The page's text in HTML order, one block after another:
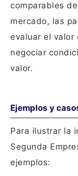
comparables
mercado, las
evaluar el valor
negociar
valor.
Ejemplos y
Para ilustrar la
Segunda
ejemplos: